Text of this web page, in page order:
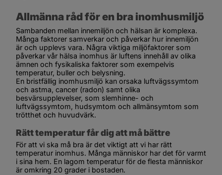
Allmänna råd för en bra inomhusmiljö
Sambanden mellan innemiljön och hälsan är komplexa.
Många faktorer samverkar och påverkar hur innemiljön
är och upplevs vara. Några viktiga miljöfaktorer som
påverkar vår hälsa inomhus är luftens innehåll av olika
ämnen och fysikaliska faktorer som exempelvis
temperatur, buller och belysning.
En bristfällig inomhusmiljö kan orsaka luftvägssymtom
och astma, cancer (radon) samt olika
besvärsupplevelser, som slemhinne- och
luftvägssymtom, hudsymtom och allmänsymtom som
trötthet och huvudvärk.
Rätt temperatur får dig att må bättre
För att vi ska må bra är det viktigt att vi har rätt
temperatur inomhus. Många människor har det för varmt
i sina hem. En lagom temperatur för de flesta människor
är omkring 20 grader i bostaden.